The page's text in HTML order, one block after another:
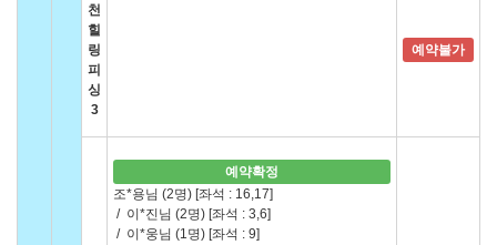
천
힐
링
피
싱
3
예약불가
예약확정
조*용님 (2명) [좌석 : 16,17]
/ 이*진님 (2명) [좌석 : 3,6]
/ 이*웅님 (1명) [좌석 : 9]